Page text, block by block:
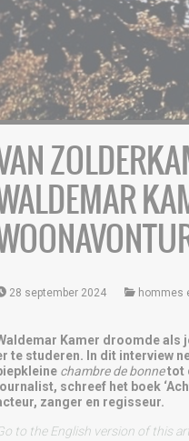
28 september 2024 hommes
Kamer droomde als
te studeren. In dit interview
chambre de bonnetot
schreef het boek
zanger en regisseur.
to the English version of this